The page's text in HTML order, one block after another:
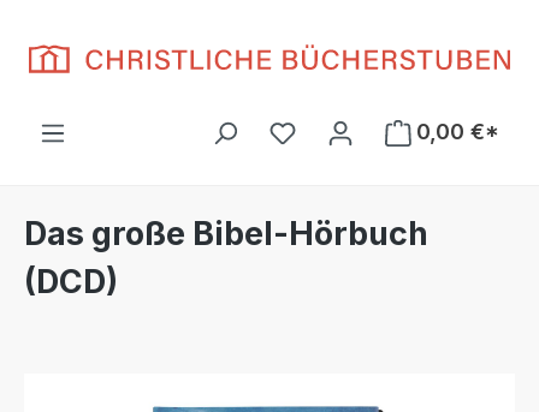
Du hast 0 Produkte auf
0,00 €*
Das große Bibel-Hörbuch
(DCD)